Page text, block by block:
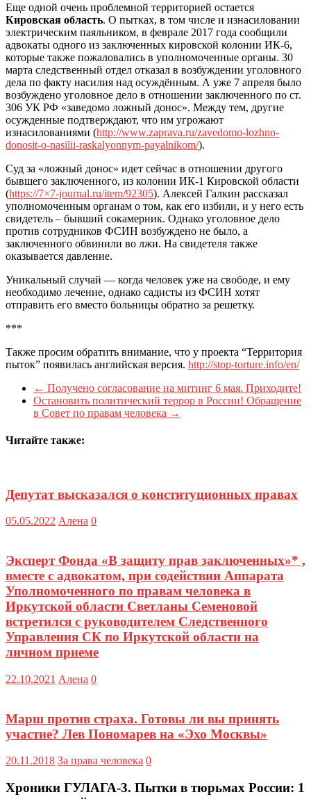
Еще одной очень проблемной территорией остается
Кировская область. О пытках, в том числе и изнасиловании
электрическим паяльником, в феврале 2017 года сообщили
адвокаты одного из заключенных кировской колонии ИК-6,
которые также пожаловались в уполномоченные органы. 30
марта следственный отдел отказал в возбуждении уголовного
дела по факту насилия над осуждённым. А уже 7 апреля было
возбуждено уголовное дело в отношении заключенного по ст.
306 УК РФ «заведомо ложный донос». Между тем, другие
осужденные подтверждают, что им угрожают
изнасилованиями (http://www.zaprava.ru/zavedomo-lozhno-
donosit-o-nasilii-raskalyonnym-payalnikom/).
Суд за «ложный донос» идет сейчас в отношении другого
бывшего заключенного, из колонии ИК-1 Кировской области
(https://7×7-journal.ru/item/92305). Алексей Галкин рассказал
уполномоченным органам о том, как его избили, и у него есть
свидетель – бывший сокамерник. Однако уголовное дело
против сотрудников ФСИН возбуждено не было, а
заключенного обвинили во лжи. На свидетеля также
оказывается давление.
Уникальный случай — когда человек уже на свободе, и ему
необходимо лечение, однако садисты из ФСИН хотят
отправить его вместо больницы обратно за решетку.
***
Также просим обратить внимание, что у проекта “Территория
пыток” появилась английская версия. http://stop-torture.info/en/
← Получено согласование на митинг 6 мая. Приходите!
Остановить политический террор в России! Обращение
в Совет по правам человека →
Читайте также:
Депутат высказался о конституционных правах
05.05.2022 Алена 0
Эксперт Фонда «В защиту прав заключенных»* ,
вместе с адвокатом, при содействии Аппарата
Уполномоченного по правам человека в
Иркутской области Светланы Семеновой
встретился с руководителем Следственного
Управления СК по Иркутской области на
личном приеме
22.10.2021 Алена 0
Марш против страха. Готовы ли вы принять
участие? Лев Пономарев на «Эхо Москвы»
20.11.2018 За права человека 0
Хроники ГУЛАГА-3. Пытки в тюрьмах России: 1